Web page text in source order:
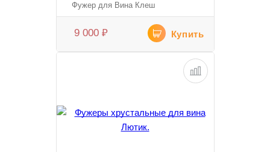
Фужер для Вина Клеш
9 000 ₽ Купить